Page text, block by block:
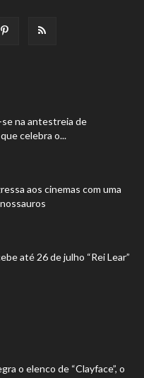
na antestreia de
que celebra o...
aos cinemas com uma
até 26 de julho “Rei Lear”
o elenco de “Clayface”, o